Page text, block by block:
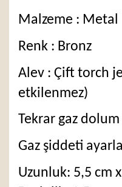
Malzeme : Metal
Renk : Bronz
Alev : Çift torch
etkilenmez)
Tekrar gaz
Gaz şiddeti
Uzunluk: 5,5 cm